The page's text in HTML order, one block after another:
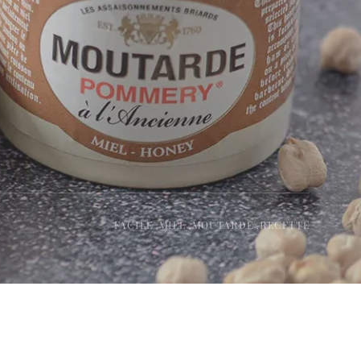
FACILE ,MIEL ,MOUTARDE ,RECETTE